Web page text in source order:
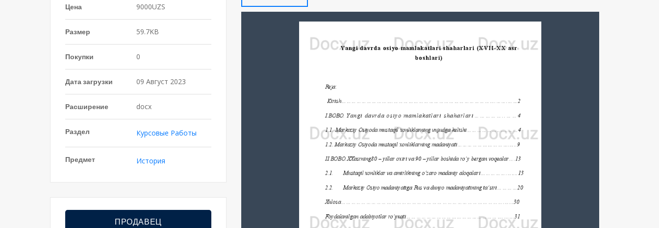
Цена 9000UZS
Размер 59.7KB
Покупки 0
Дата загрузки 09 Август 2023
Расширение docx
Раздел Курсовые Работы
Предмет История
ПРОДАВЕЦ